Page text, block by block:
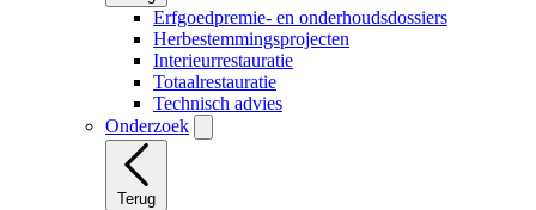
Erfgoedpremie- en onderhoudsdossiers
Herbestemmingsprojecten
Interieurrestauratie
Totaalrestauratie
Technisch advies
Onderzoek
Terug